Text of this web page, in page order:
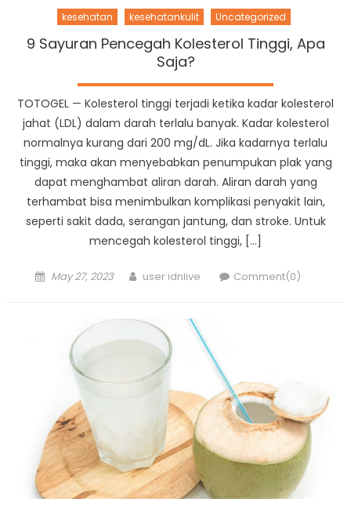
kesehatan kesehatankulit Uncategorized
9 Sayuran Pencegah Kolesterol Tinggi, Apa
Saja?
TOTOGEL — Kolesterol tinggi terjadi ketika kadar kolesterol
jahat (LDL) dalam darah terlalu banyak. Kadar kolesterol
normalnya kurang dari 200 mg/dL. Jika kadarnya terlalu
tinggi, maka akan menyebabkan penumpukan plak yang
dapat menghambat aliran darah. Aliran darah yang
terhambat bisa menimbulkan komplikasi penyakit lain,
seperti sakit dada, serangan jantung, dan stroke. Untuk
mencegah kolesterol tinggi, […]
Posted
May 27, 2023 Author
user idnlive Comment(0)